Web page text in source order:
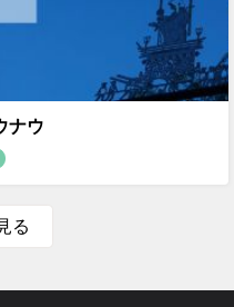
ナウ
る